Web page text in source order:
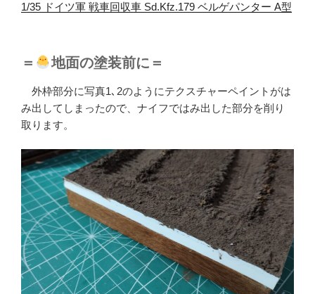
1/35 ドイツ軍 戦車回収車 Sd.Kfz.179 ベルゲパンター A型
＝ 地面の塗装前に＝
外枠部分に写真1､2のようにテクスチャーペイントがは
み出してしまったので、ナイフではみ出した部分を削り
取ります。